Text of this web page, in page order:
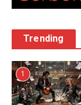
Trending
1